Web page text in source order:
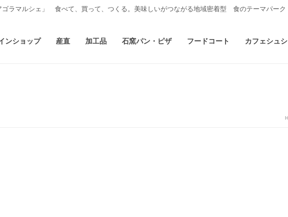
ラマルシェ」 食べて、買って、つくる。美味しいがつながる地域密着型 食のテーマパーク
ンショップ 産直 加工品 石窯パン・ピザ フードコート カフェシュ